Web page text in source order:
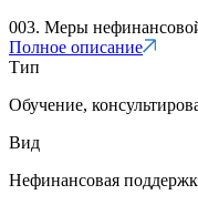
003. Меры
Полное описание
Тип
Обучение,
Вид
Нефинансовая